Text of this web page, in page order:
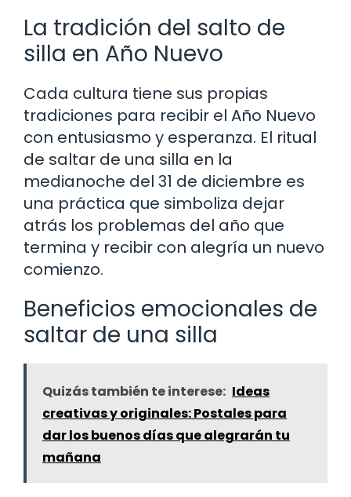
La tradición del salto de
silla en Año Nuevo
Cada cultura tiene sus propias
tradiciones para recibir el Año Nuevo
con entusiasmo y esperanza. El ritual
de saltar de una silla en la
medianoche del 31 de diciembre es
una práctica que simboliza dejar
atrás los problemas del año que
termina y recibir con alegría un nuevo
comienzo.
Beneficios emocionales de
saltar de una silla
Quizás también te interese: Ideas
creativas y originales: Postales para
dar los buenos días que alegrarán tu
mañana